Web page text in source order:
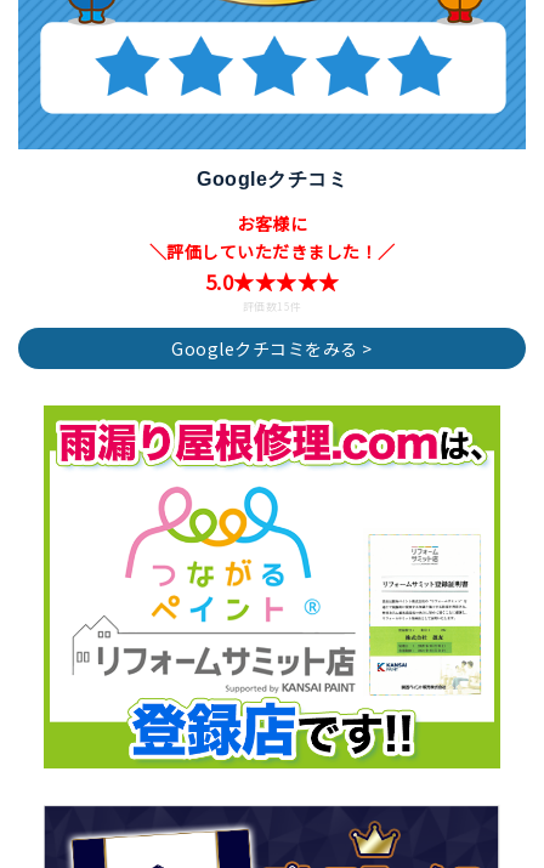
Googleクチコミ
お客様に
＼評価していただきました！／
5.0★★★★★
評価数15件
Googleクチコミをみる >